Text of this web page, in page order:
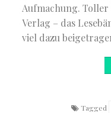
Aufmachung.
Verlag – das
viel dazu
Tagged